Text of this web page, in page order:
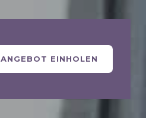
ANGEBOT EINHOLEN